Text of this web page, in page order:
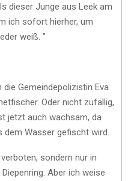
dieser Junge aus Leek am
ich sofort hierher, um
weiß. ”
Gemeindepolizistin Eva
Oder nicht zufällig,
jetzt auch wachsam, da
dem Wasser gefischt wird.
sondern nur in
Aber ich weise